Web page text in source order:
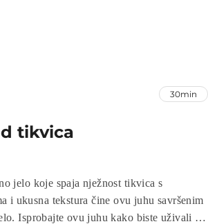
30min
tikvica
jelo koje spaja nježnost tikvica s
i ukusna tekstura čine ovu juhu savršenim
Isprobajte ovu juhu kako biste uživali u